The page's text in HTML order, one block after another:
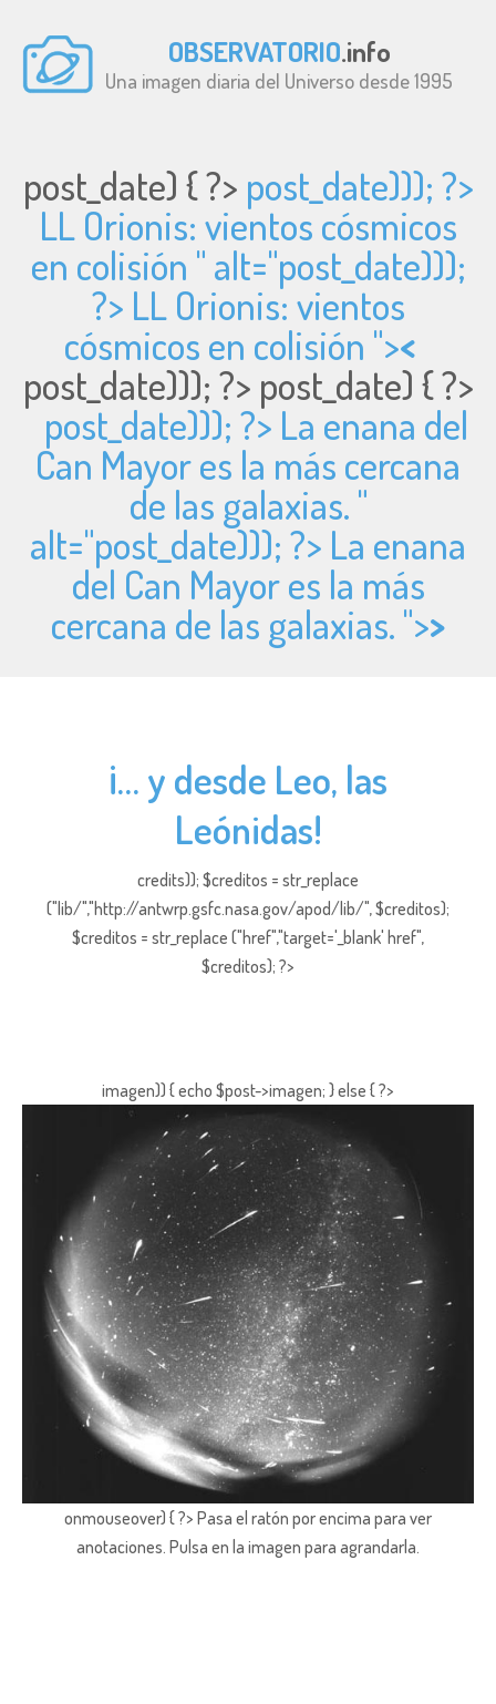
OBSERVATORIO.info
Una imagen diaria del Universo desde 1995
post_date) { ?> post_date))); ?>
LL Orionis: vientos cósmicos
en colisión " alt="post_date)));
?> LL Orionis: vientos
cósmicos en colisión "><
post_date))); ?> post_date) { ?>
post_date))); ?> La enana del
Can Mayor es la más cercana
de las galaxias. "
alt="post_date))); ?> La enana
del Can Mayor es la más
cercana de las galaxias. ">>
¡… y desde Leo, las
Leónidas!
credits)); $creditos = str_replace
("lib/","http://antwrp.gsfc.nasa.gov/apod/lib/", $creditos);
$creditos = str_replace ("href","target='_blank' href",
$creditos); ?>
imagen)) { echo $post->imagen; } else { ?>
onmouseover) { ?> Pasa el ratón por encima para ver
anotaciones. Pulsa en la imagen para agrandarla.